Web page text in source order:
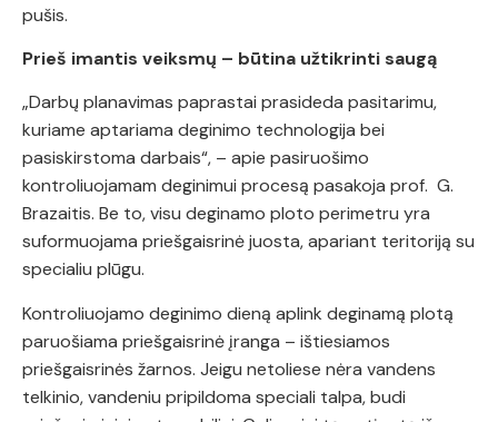
pušis.
Prieš imantis veiksmų – būtina užtikrinti saugą
„Darbų planavimas paprastai prasideda pasitarimu,
kuriame aptariama deginimo technologija bei
pasiskirstoma darbais“, – apie pasiruošimo
kontroliuojamam deginimui procesą pasakoja prof. G.
Brazaitis. Be to, visu deginamo ploto perimetru yra
suformuojama priešgaisrinė juosta, apariant teritoriją su
specialiu plūgu.
Kontroliuojamo deginimo dieną aplink deginamą plotą
paruošiama priešgaisrinė įranga – ištiesiamos
priešgaisrinės žarnos. Jeigu netoliese nėra vandens
telkinio, vandeniu pripildoma speciali talpa, budi